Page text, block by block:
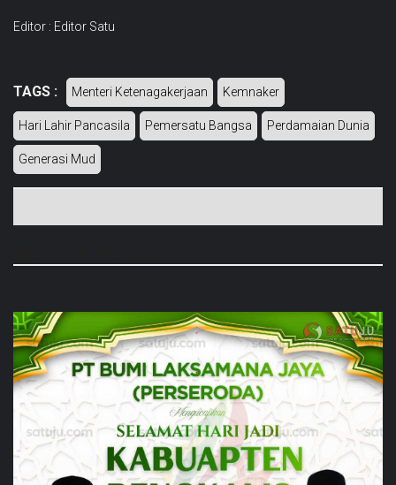
Editor : Editor Satu
TAGS : Menteri Ketenagakerjaan Kemnaker
Hari Lahir Pancasila Pemersatu Bangsa Perdamaian Dunia
Generasi Mud